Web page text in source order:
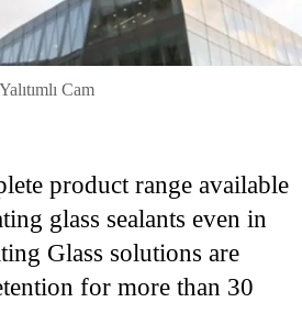
Yalıtımlı Cam
product range available
glass sealants even in
Glass solutions are
for more than 30